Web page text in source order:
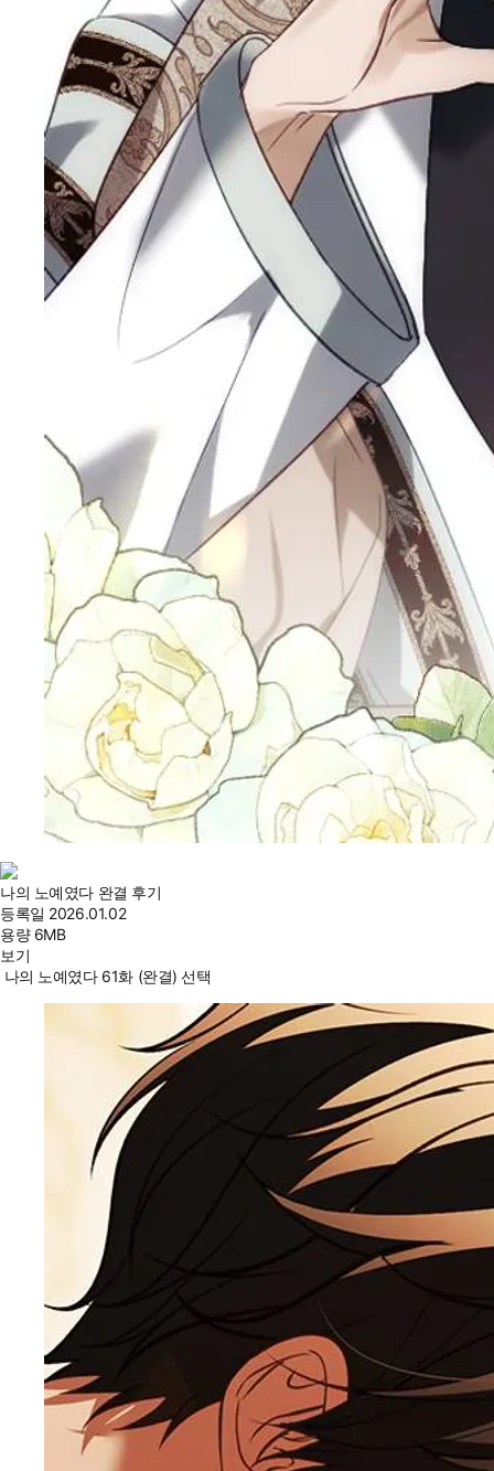
나의 노예였다 완결 후기
등록일 2026.01.02
용량 6MB
보기
나의 노예였다 61화 (완결) 선택